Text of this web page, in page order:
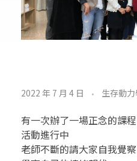
金
言
玉
2022 年 7 月 4 日 生存動
有一次辦了一場正念的課程
活動進行中
老師不斷的請大家自我覺察